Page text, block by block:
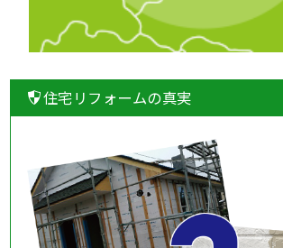
住宅リフォームの真実